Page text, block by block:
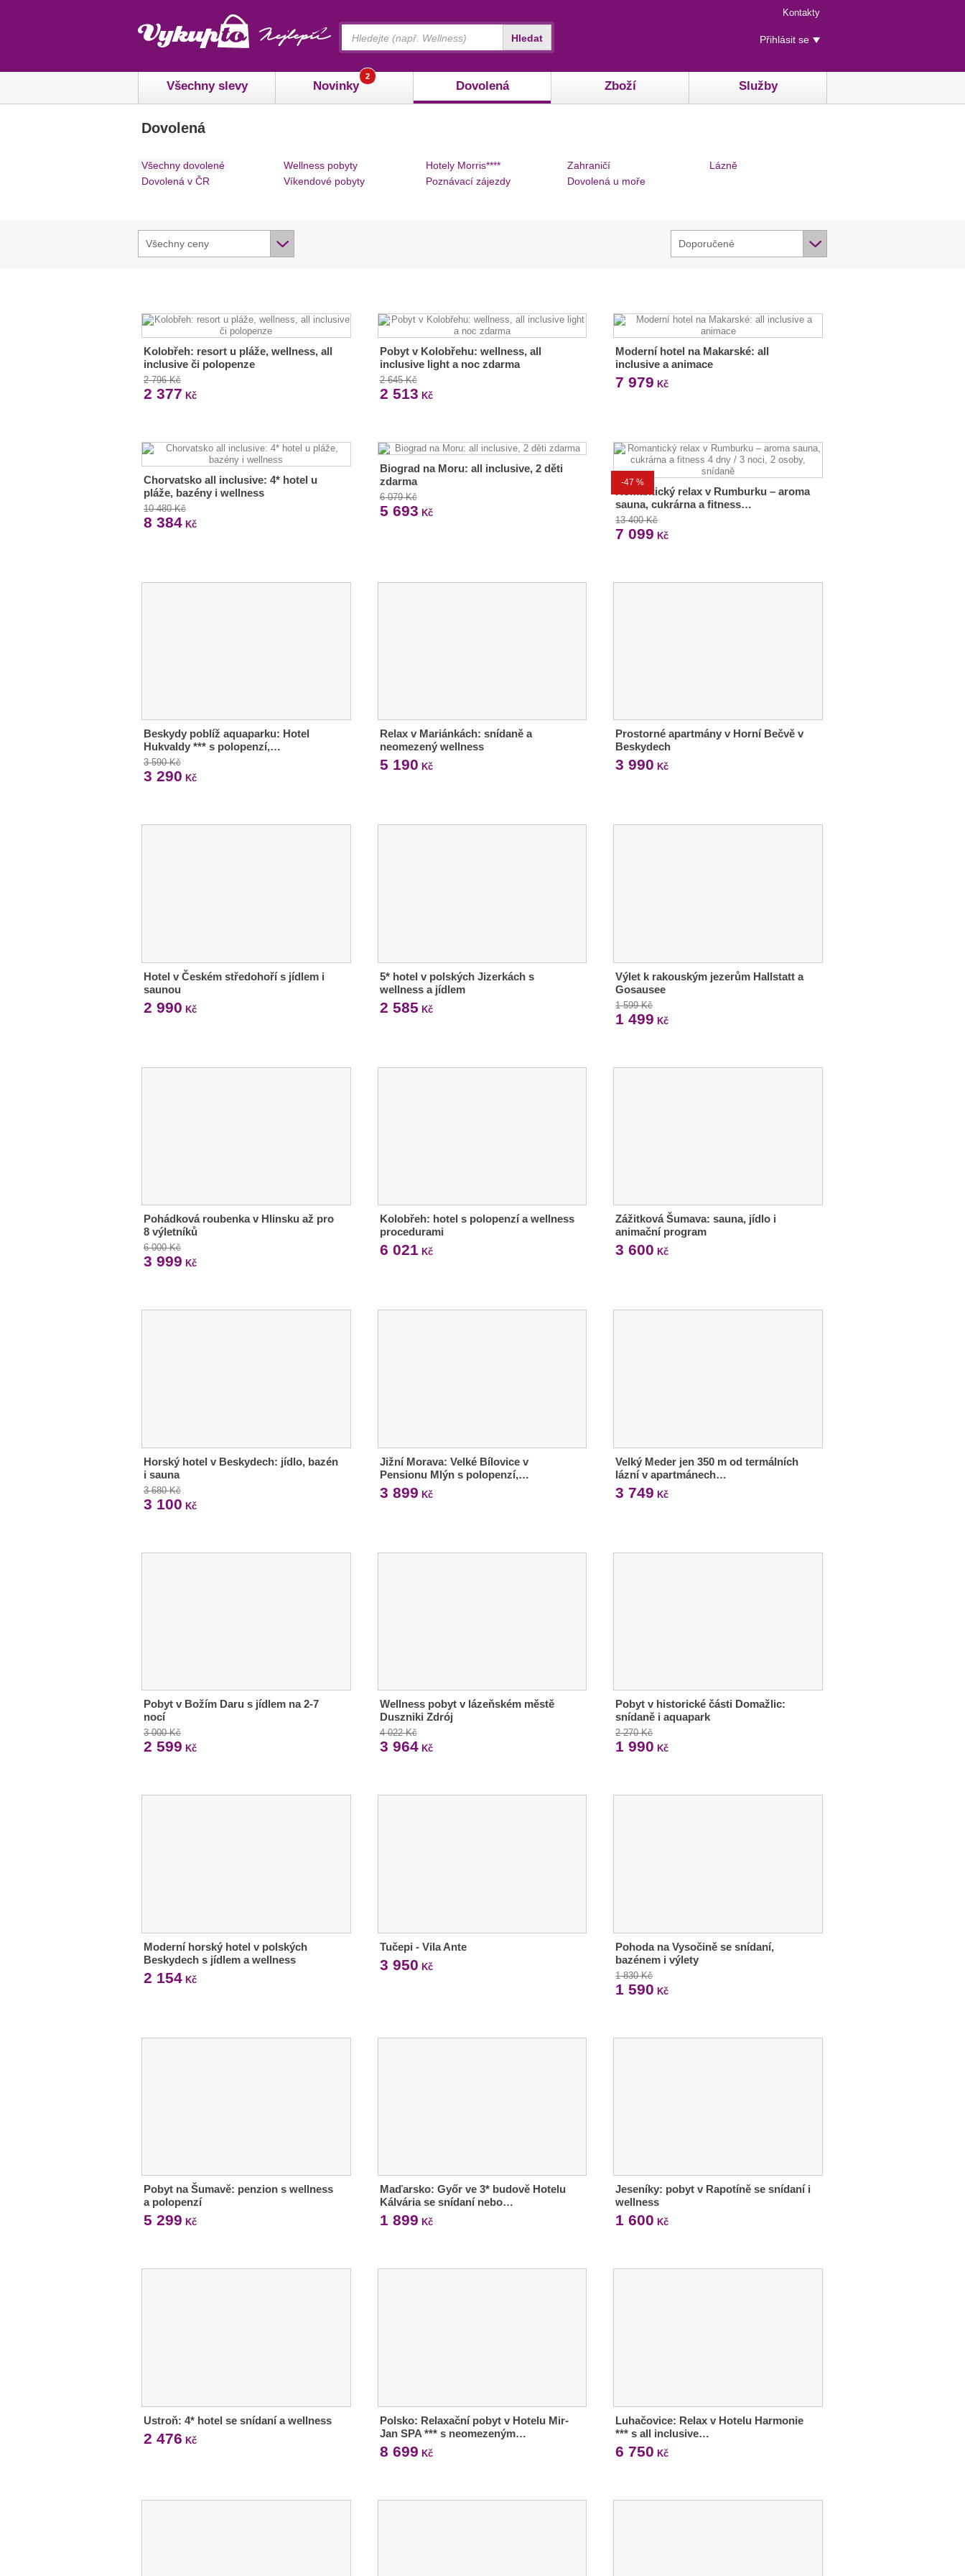
Menu
rychlého
přístupu
Kontakty
Uživatelské
menu
Přihlásit se
Všechny slevy Novinky
2
Dovolená Zboží Služby
Hledat
Dovolená
Všechny dovolené
Dovolená v ČR
Wellness pobyty
Víkendové pobyty
Hotely Morris****
Poznávací zájezdy
Zahraničí
Dovolená u moře
Lázně
Všechny ceny Doporučené
Kolobřeh: resort u pláže, wellness, all
inclusive či polopenze
2 796 Kč
2 377 Kč
Pobyt v Kolobřehu: wellness, all
inclusive light a noc zdarma
2 645 Kč
2 513 Kč
Moderní hotel na Makarské: all
inclusive a animace
7 979 Kč
Chorvatsko all inclusive: 4* hotel u
pláže, bazény i wellness
10 480 Kč
8 384 Kč
Biograd na Moru: all inclusive, 2 děti
zdarma
6 079 Kč
5 693 Kč
-47 %
Romantický relax v Rumburku – aroma
sauna, cukrárna a fitness…
13 400 Kč
7 099 Kč
Beskydy poblíž aquaparku: Hotel
Hukvaldy *** s polopenzí,…
3 590 Kč
3 290 Kč
Relax v Mariánkách: snídaně a
neomezený wellness
5 190 Kč
Prostorné apartmány v Horní Bečvě v
Beskydech
3 990 Kč
Hotel v Českém středohoří s jídlem i
saunou
2 990 Kč
5* hotel v polských Jizerkách s
wellness a jídlem
2 585 Kč
Výlet k rakouským jezerům Hallstatt a
Gosausee
1 599 Kč
1 499 Kč
Pohádková roubenka v Hlinsku až pro
8 výletníků
6 000 Kč
3 999 Kč
Kolobřeh: hotel s polopenzí a wellness
procedurami
6 021 Kč
Zážitková Šumava: sauna, jídlo i
animační program
3 600 Kč
Horský hotel v Beskydech: jídlo, bazén
i sauna
3 680 Kč
3 100 Kč
Jižní Morava: Velké Bílovice v
Pensionu Mlýn s polopenzí,…
3 899 Kč
Velký Meder jen 350 m od termálních
lázní v apartmánech…
3 749 Kč
Pobyt v Božím Daru s jídlem na 2-7
nocí
3 000 Kč
2 599 Kč
Wellness pobyt v lázeňském městě
Duszniki Zdrój
4 022 Kč
3 964Kč
Pobyt v historické části Domažlic:
snídaně i aquapark
2 270 Kč
1 990 Kč
Moderní horský hotel v polských
Beskydech s jídlem a wellness
2 154 Kč
Tučepi - Vila Ante
3 950 Kč
Pohoda na Vysočině se snídaní,
bazénem i výlety
1 830 Kč
1 590 Kč
Pobyt na Šumavě: penzion s wellness
a polopenzí
5 299 Kč
Maďarsko: Győr ve 3* budově Hotelu
Kálvária se snídaní nebo…
1 899 Kč
Jeseníky: pobyt v Rapotíně se snídaní i
wellness
1 600 Kč
Ustroň: 4* hotel se snídaní a wellness
2 476 Kč
Polsko: Relaxační pobyt v Hotelu Mir-
Jan SPA *** s neomezeným…
8 699 Kč
Luhačovice: Relax v Hotelu Harmonie
*** s all inclusive…
6 750 Kč